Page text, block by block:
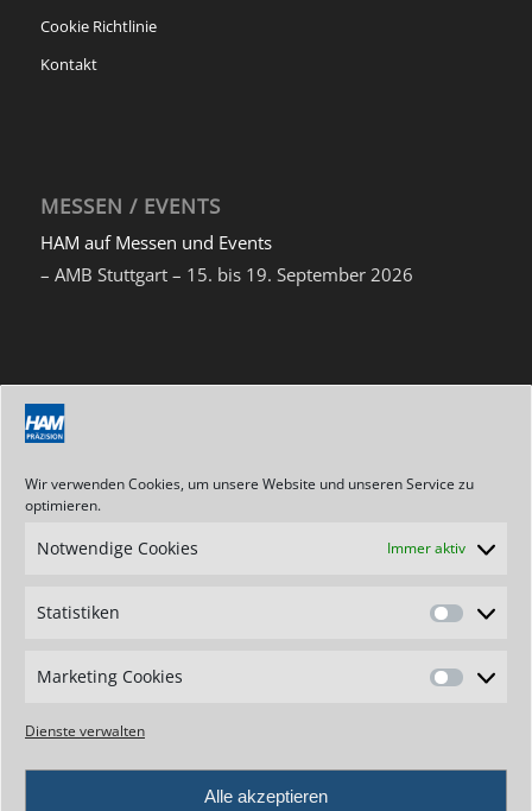
Wir verwenden Cookies, um unsere Website und unseren Service zu
optimieren.
Notwendige Cookies Immer aktiv
Statistiken
Marketing Cookies
Dienste verwalten
Alle akzeptieren
Cookie Richtlinie
Kontakt
MESSEN / EVENTS
HAM auf Messen und Events
– AMB Stuttgart – 15. bis 19. September 2026
NEWSLETTER
Abonnieren Sie unseren Newsletter
Hartmetallwerkzeugfabrik
Stegwiesen 2
Telefon: +49 7347 - 61-0
E-Mail: info@ham-tools.com